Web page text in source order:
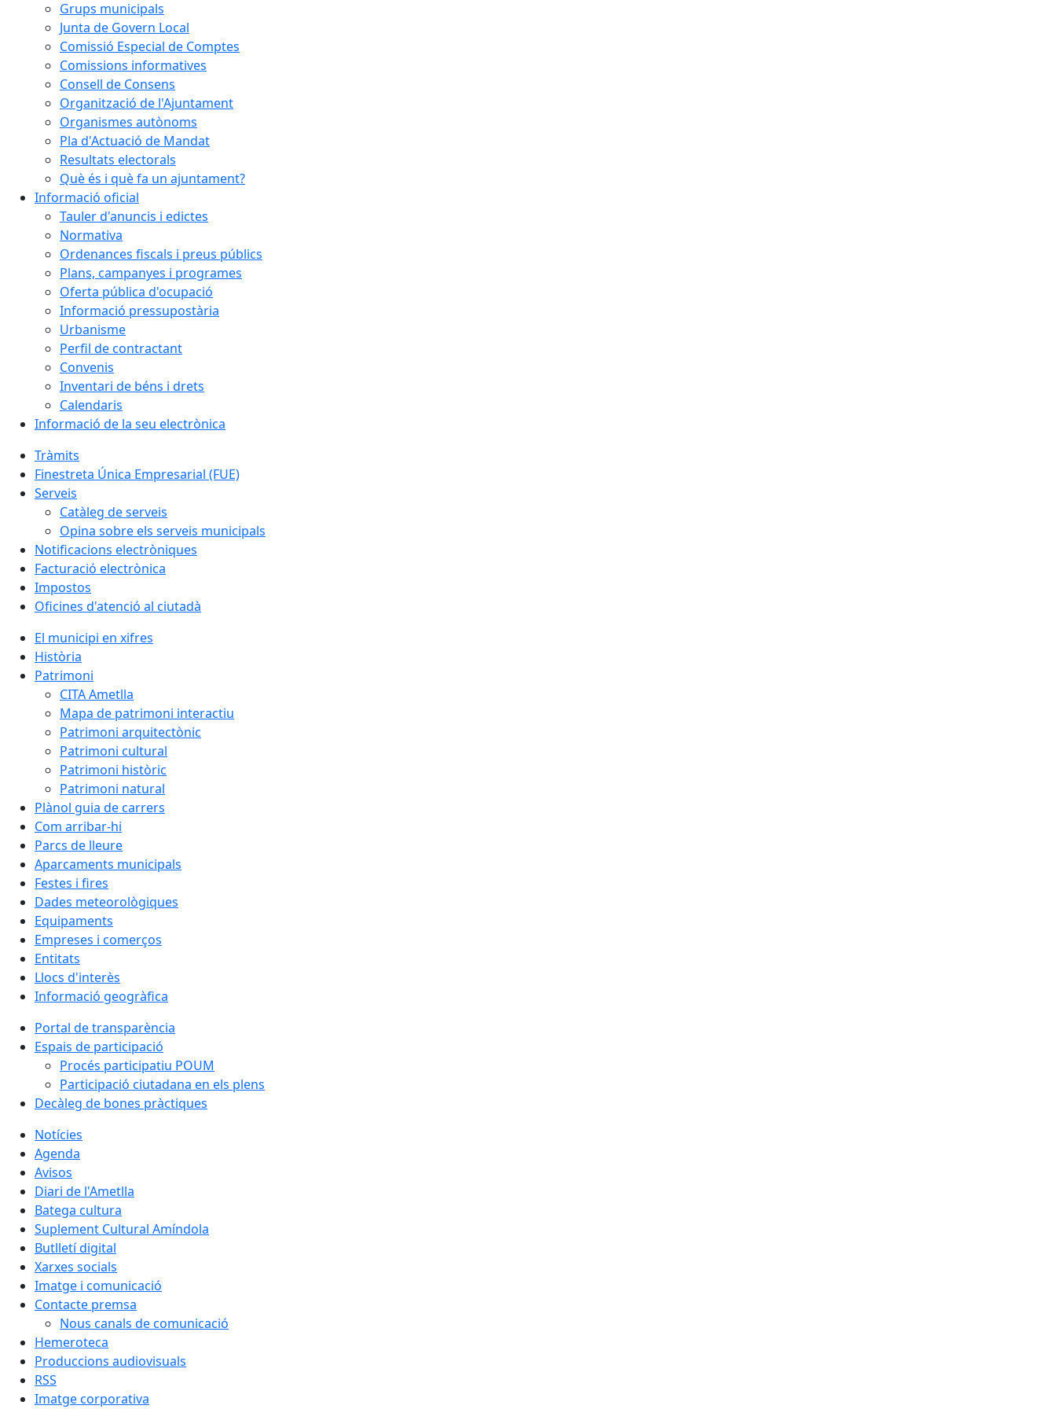
Grups municipals
Junta de Govern Local
Comissió Especial de Comptes
Comissions informatives
Consell de Consens
Organització de l'Ajuntament
Organismes autònoms
Pla d'Actuació de Mandat
Resultats electorals
Què és i què fa un ajuntament?
Informació oficial
Tauler d'anuncis i edictes
Normativa
Ordenances fiscals i preus públics
Plans, campanyes i programes
Oferta pública d'ocupació
Informació pressupostària
Urbanisme
Perfil de contractant
Convenis
Inventari de béns i drets
Calendaris
Informació de la seu electrònica
Tràmits
Finestreta Única Empresarial (FUE)
Serveis
Catàleg de serveis
Opina sobre els serveis municipals
Notificacions electròniques
Facturació electrònica
Impostos
Oficines d'atenció al ciutadà
El municipi en xifres
Història
Patrimoni
CITA Ametlla
Mapa de patrimoni interactiu
Patrimoni arquitectònic
Patrimoni cultural
Patrimoni històric
Patrimoni natural
Plànol guia de carrers
Com arribar-hi
Parcs de lleure
Aparcaments municipals
Festes i fires
Dades meteorològiques
Equipaments
Empreses i comerços
Entitats
Llocs d'interès
Informació geogràfica
Portal de transparència
Espais de participació
Procés participatiu POUM
Participació ciutadana en els plens
Decàleg de bones pràctiques
Notícies
Agenda
Avisos
Diari de l'Ametlla
Batega cultura
Suplement Cultural Amíndola
Butlletí digital
Xarxes socials
Imatge i comunicació
Contacte premsa
Nous canals de comunicació
Hemeroteca
Produccions audiovisuals
RSS
Imatge corporativa